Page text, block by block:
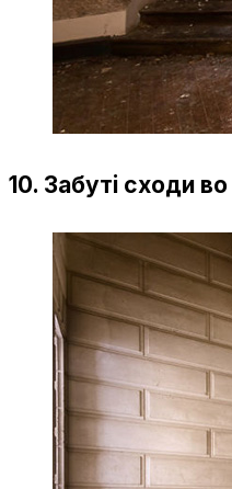
10. Забуті сходи во